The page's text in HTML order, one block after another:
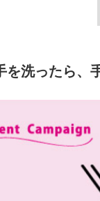
を洗ったら、